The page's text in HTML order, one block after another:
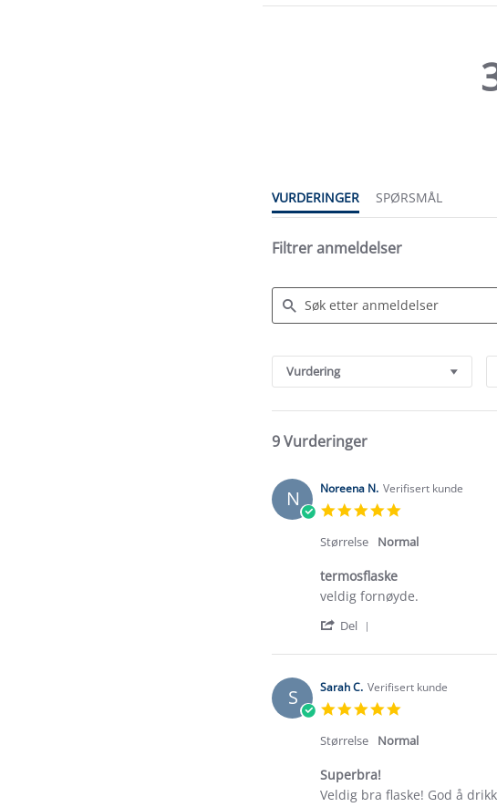
VURDERINGER
SPØRSMÅL
Filtrer anmeldelser
Reviews
Vurdering
9 Vurderinger
N Noreena N. Verifisert kunde
rating
Størrelse Normal
termosflaske
Review
Noreena
on
Jul
2026
review
termosflaske
veldig fornøyde.
Del
Review
Noreena
N.
on
15
Jul
S Sarah C. Verifisert kunde
rating
Størrelse Normal
Superbra!
Review
review
Veldig bra flaske! God å